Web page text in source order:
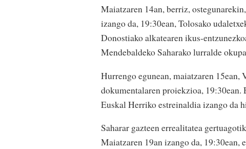
Maiatzaren 14an, berriz, ostegunarekin,
izango da, 19:30ean, Tolosako
Donostiako alkatearen ikus-
Mendebaldeko Saharako lurralde
Hurrengo egunean, maiatzaren
dokumentalaren proiekzioa, 19:30ean.
Euskal Herriko estreinaldia izango da
Saharar gazteen errealitatea
Maiatzaren 19an izango da,